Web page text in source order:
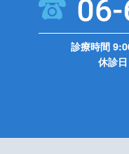
診療時間
休診